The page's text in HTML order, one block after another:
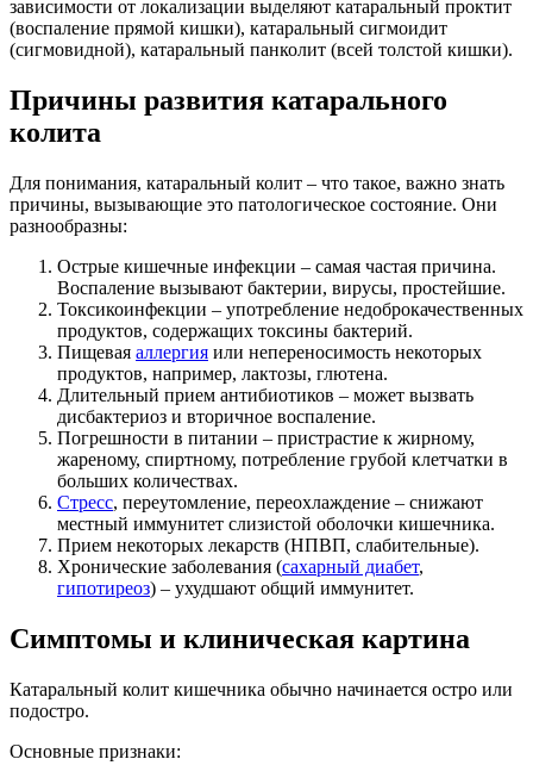
зависимости от локализации выделяют катаральный проктит
(воспаление прямой кишки), катаральный сигмоидит
(сигмовидной), катаральный панколит (всей толстой кишки).
Причины развития катарального
колита
Для понимания, катаральный колит – что такое, важно знать
причины, вызывающие это патологическое состояние. Они
разнообразны:
Острые кишечные инфекции – самая частая причина.
Воспаление вызывают бактерии, вирусы, простейшие.
Токсикоинфекции – употребление недоброкачественных
продуктов, содержащих токсины бактерий.
Пищевая аллергия или непереносимость некоторых
продуктов, например, лактозы, глютена.
Длительный прием антибиотиков – может вызвать
дисбактериоз и вторичное воспаление.
Погрешности в питании – пристрастие к жирному,
жареному, спиртному, потребление грубой клетчатки в
больших количествах.
Стресс, переутомление, переохлаждение – снижают
местный иммунитет слизистой оболочки кишечника.
Прием некоторых лекарств (НПВП, слабительные).
Хронические заболевания (сахарный диабет,
гипотиреоз) – ухудшают общий иммунитет.
Симптомы и клиническая картина
Катаральный колит кишечника обычно начинается остро или
подостро.
Основные признаки: